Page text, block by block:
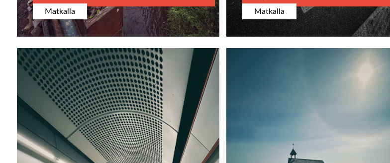
Matkalla Matkalla